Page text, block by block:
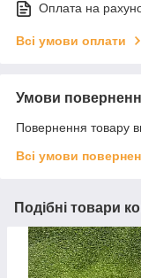
Оплата на
Всі умови оплати
Умови
Повернення товару
Всі умови
Подібні товари